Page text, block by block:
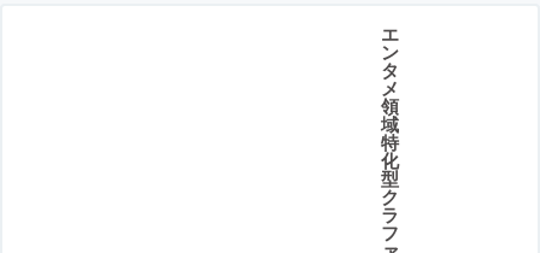
エ
ン
タ
メ
領
域
特
化
型
ク
ラ
フ